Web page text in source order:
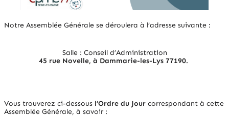
Notre Assemblée Générale se déroulera à l’adresse suivante :
Salle : Conseil d’Administration
45 rue Novelle, à Dammarie-les-Lys 77190.
Vous trouverez ci-dessous l’Ordre du Jour correspondant à cette
Assemblée Générale, à savoir :